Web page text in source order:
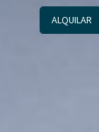
ALQUILAR